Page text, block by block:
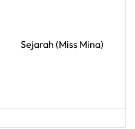
Sejarah (Miss Mina)